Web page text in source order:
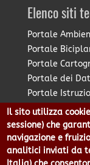
Elenco siti
Portale
Portale
Portale
Portale dei
Portale
Portale
Portale Piano
Portale PUMS
Portale
Il sito utilizza
sessione) che
navigazione e
analitici inviati da